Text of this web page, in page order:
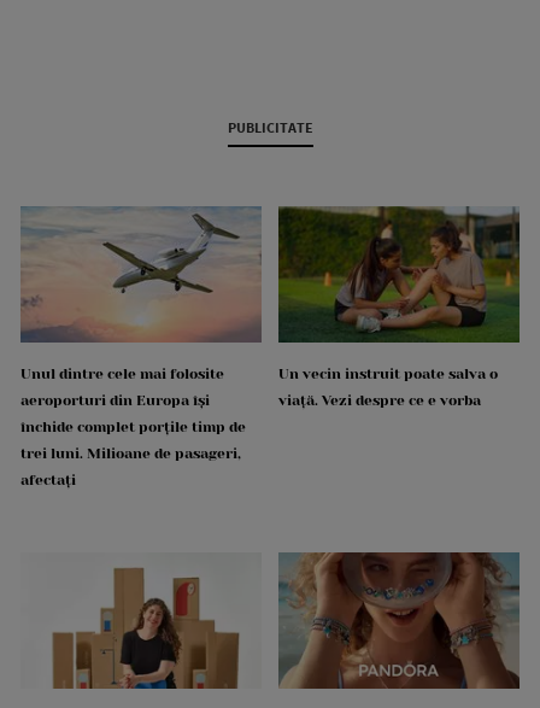
PUBLICITATE
Unul dintre cele mai folosite
aeroporturi din Europa își
închide complet porțile timp de
trei luni. Milioane de pasageri,
afectați
Un vecin instruit poate salva o
viață. Vezi despre ce e vorba